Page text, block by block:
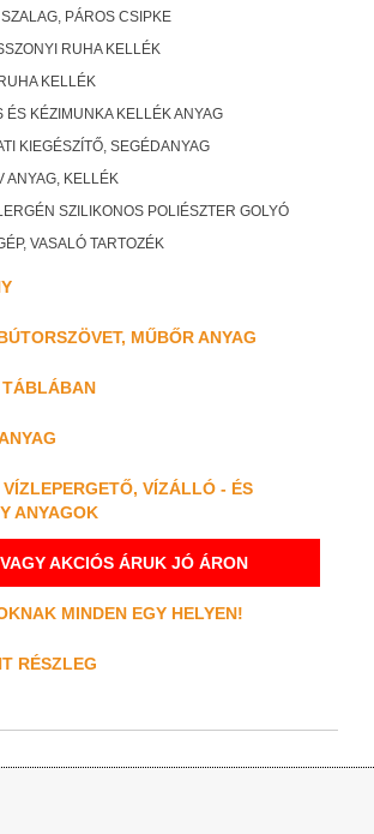
PÁROS CSIPKE
RUHA KELLÉK
KELLÉK
ÉS KÉZIMUNKA KELLÉK ANYAG
KIEGÉSZÍTŐ, SEGÉDANYAG
ANYAG, KELLÉK
SZILIKONOS POLIÉSZTER GOLYÓ
VASALÓ TARTOZÉK
MŰBŐR ANYAG
TÁBLÁBAN
VÍZLEPERGETŐ, VÍZÁLLÓ - ÉS
ANYAGOK
AKCIÓS ÁRUK JÓ ÁRON
MINDEN EGY HELYEN!
RÉSZLEG